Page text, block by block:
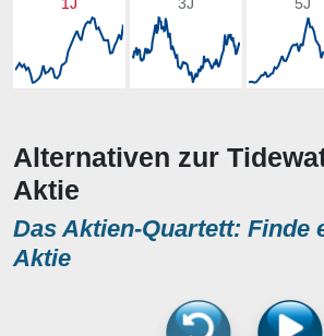
Alternativen zur
Aktie
Das Aktien-Quartett: Finde
Aktie